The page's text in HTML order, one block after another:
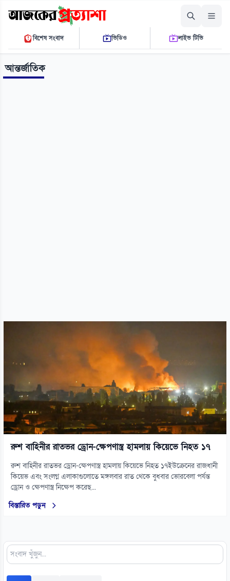
শুক্রবার, ০৭ আগস্ট ২০২৬
০৭:০২:৩৮ এ.এম.THE DAILY AJKER PROTTASHA
বিশেষ সংবাদ ভিডিও লাইভ টিভি
আন্তর্জাতিক
রুশ বাহিনীর রাতভর ড্রোন-ক্ষেপণাস্ত্র হামলায় কিয়েভে নিহত ১৭
রুশ বাহিনীর রাতভর ড্রোন-ক্ষেপণাস্ত্র হামলায় কিয়েভে নিহত ১৭ইউক্রেনের রাজধানী
কিয়েভ এবং সংলগ্ন এলাকাগুলোতে মঙ্গলবার রাত থেকে বুধবার ভোরবেলা পর্যন্ত
ড্রোন ও ক্ষেপণাস্ত্র নিক্ষেপ করেছ...
বিস্তারিত পড়ুন